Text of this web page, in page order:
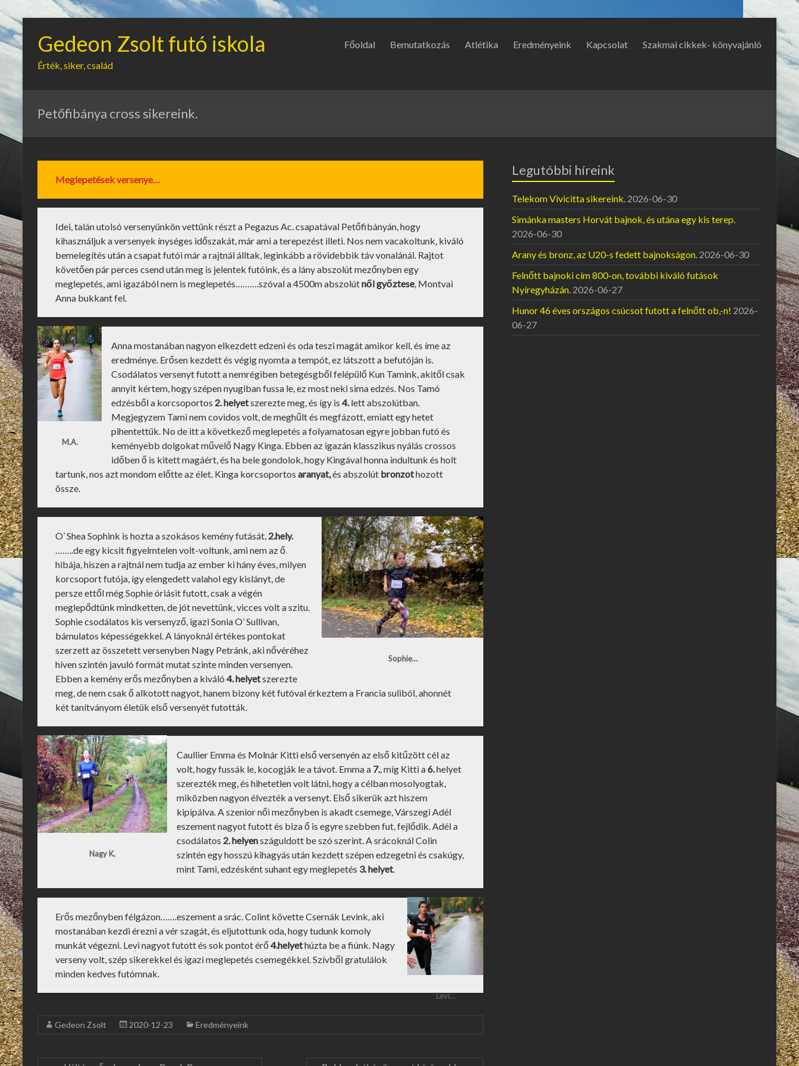
Gedeon Zsolt futó iskola
Érték, siker, család
Főoldal Bemutatkozás Atlétika Eredményeink Kapcsolat Szakmai cikkek- könyvajánló
Petőfibánya cross sikereink.
Meglepetések versenye…
Idei, talán utolsó versenyünkön vettünk részt a Pegazus Ac. csapatával Petőfibányán, hogy
kihasználjuk a versenyek ínységes időszakát, már ami a terepezést illeti. Nos nem vacakoltunk, kiváló
bemelegítés után a csapat futói már a rajtnál álltak, leginkább a rövidebbik táv vonalánál. Rajtot
követően pár perces csend után meg is jelentek futóink, és a lány abszolút mezőnyben egy
meglepetés, ami igazából nem is meglepetés……….szóval a 4500m abszolútnői győztese, Montvai
Anna bukkant fel.
M.A.
Anna mostanában nagyon elkezdett edzeni és oda teszi magát amikor kell, és íme az
eredménye. Erősen kezdett és végig nyomta a tempót, ez látszott a befutóján is.
Csodálatos versenyt futott a nemrégiben betegésgből felépülő Kun Tamink, akitől csak
annyit kértem, hogy szépen nyugiban fussa le, ez most neki sima edzés. Nos Tamó
edzésből a korcsoportos 2. helyetszerezte meg, és így is 4.lett abszolútban.
Megjegyzem Tami nem covidos volt, de meghűlt és megfázott, emiatt egy hetet
pihentettük. No de itt a következő meglepetés a folyamatosan egyre jobban futó és
keményebb dolgokat művelő Nagy Kinga. Ebben az igazán klasszikus nyálás crossos
időben ő is kitett magáért, és ha bele gondolok, hogy Kingával honna indultunk és holt
tartunk, nos azt mondom előtte az élet. Kinga korcsoportos aranyat,és abszolút bronzothozott
össze.
Sophie…
O’ Shea Sophink is hozta a szokásos kemény futását, 2.hely.
……..de egy kicsit figyelmtelen volt-voltunk, ami nem az ő
hibája, hiszen a rajtnál nem tudja az ember ki hány éves, milyen
korcsoport futója, így elengedett valahol egy kislányt, de
persze ettől még Sophie óriásit futott, csak a végén
meglepődtünk mindketten, de jót nevettünk, vicces volt a szitu.
Sophie csodálatos kis versenyző, igazi Sonia O’ Sullivan,
bámulatos képességekkel. A lányoknál értékes pontokat
szerzett az összetett versenyben Nagy Petránk, aki nővéréhez
híven szintén javuló formát mutat szinte minden versenyen.
Ebben a kemény erős mezőnyben a kiváló 4. helyetszerezte
meg, de nem csak ő alkotott nagyot, hanem bizony két futóval érkeztem a Francia suliból, ahonnét
két tanítványom életük első versenyét futották.
Nagy K.
Caullier Emma és Molnár Kitti első versenyén az első kitűzött cél az
volt, hogy fussák le, kocogják le a távot. Emma a 7., míg Kitti a6.helyet
szerezték meg, és hihetetlen volt látni, hogy a célban mosolyogtak,
miközben nagyon élvezték a versenyt. Első sikerük azt hiszem
kipipálva. A szenior női mezőnyben is akadt csemege, Várszegi Adél
eszement nagyot futott és biza ő is egyre szebben fut, fejlődik. Adél a
csodálatos 2. helyenszáguldott be szó szerint. A srácoknál Colin
szintén egy hosszú kihagyás után kezdett szépen edzegetni és csakúgy,
mint Tami, edzésként suhant egy meglepetés 3. helyet.
Levi…
Erős mezőnyben félgázon…….eszement a srác. Colint követte Csernák Levink, aki
mostanában kezdi érezni a vér szagát, és eljutottunk oda, hogy tudunk komoly
munkát végezni. Levi nagyot futott és sok pontot érő4.helyethúzta be a fiúnk. Nagy
verseny volt, szép sikerekkel és igazi meglepetés csemegékkel. Szívből gratulálok
minden kedves futómnak.
Gedeon Zsolt 2020-12-23 Eredményeink
Legutóbbi híreink
Telekom Vivicitta sikereink. 2026-06-30
Simánka masters Horvát bajnok, és utána egy kis terep.
2026-06-30
Arany és bronz, az U20-s fedett bajnokságon. 2026-06-30
Felnőtt bajnoki cím 800-on, további kiváló futások
Nyíregyházán. 2026-06-27
Hunor 46 éves országos csúcsot futott a felnőtt ob,-n! 2026-
06-27